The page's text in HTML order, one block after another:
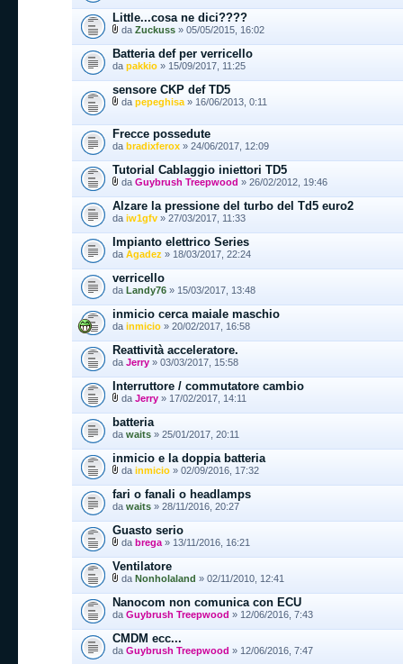
Little...cosa ne dici????
da Zuckuss » 05/05/2015, 16:02
Batteria def per verricello
da pakkio » 15/09/2017, 11:25
sensore CKP def TD5
da pepeghisa » 16/06/2013, 0:11
Frecce possedute
da bradixferox » 24/06/2017, 12:09
Tutorial Cablaggio iniettori TD5
da Guybrush Treepwood » 26/02/2012, 19:46
Alzare la pressione del turbo del Td5 euro2
da iw1gfv » 27/03/2017, 11:33
Impianto elettrico Series
da Agadez » 18/03/2017, 22:24
verricello
da Landy76 » 15/03/2017, 13:48
inmicio cerca maiale maschio
da inmicio » 20/02/2017, 16:58
Reattività acceleratore.
da Jerry » 03/03/2017, 15:58
Interruttore / commutatore cambio
da Jerry » 17/02/2017, 14:11
batteria
da waits » 25/01/2017, 20:11
inmicio e la doppia batteria
da inmicio » 02/09/2016, 17:32
fari o fanali o headlamps
da waits » 28/11/2016, 20:27
Guasto serio
da brega » 13/11/2016, 16:21
Ventilatore
da Nonholaland » 02/11/2010, 12:41
Nanocom non comunica con ECU
da Guybrush Treepwood » 12/06/2016, 7:43
CMDM ecc...
da Guybrush Treepwood » 12/06/2016, 7:47